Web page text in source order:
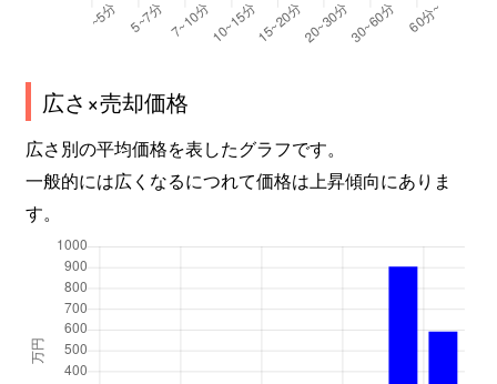
広さ×売却価格
広さ別の平均価格を表したグラフです。
一般的には広くなるにつれて価格は上昇傾向にありま
す。